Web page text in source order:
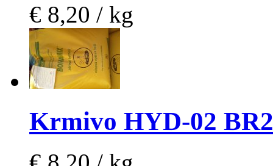
€ 8,20 / kg
Krmivo HYD-02